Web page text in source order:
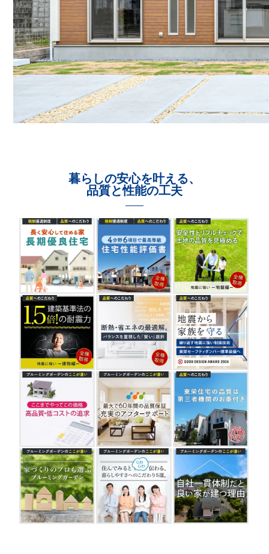
暮らしの安心を叶える、
品質と性能の工夫